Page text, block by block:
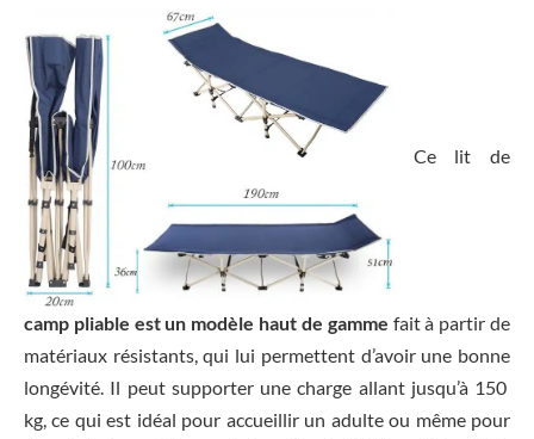
Ce lit de
camp pliable est un modèle haut de gamme fait à partir de
matériaux résistants, qui lui permettent d’avoir une bonne
longévité. Il peut supporter une charge allant jusqu’à 150
kg, ce qui est idéal pour accueillir un adulte ou même pour